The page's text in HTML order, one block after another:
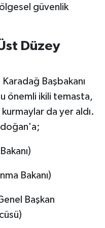
güvenlik
Düzey
Başbakanı
önemli ikili temasta,
da yer aldı.
Bakanı)
Başkan